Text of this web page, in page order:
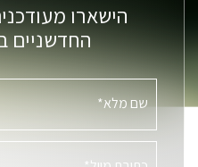
הישארו
החדשניים
שם מלא*